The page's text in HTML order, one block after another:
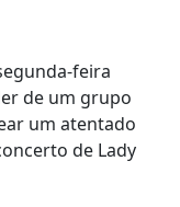
feira
de um grupo
um atentado
de Lady